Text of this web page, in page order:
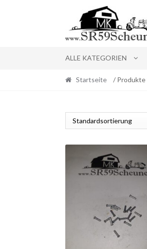
navigation
content
ALLE KATEGORIEN
Startseite / Produkte